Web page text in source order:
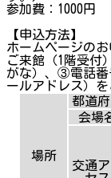
参加費：1000円
【申込方法】
ホームページの
ご来館（1階受
がな）、③電話番
ールアドレス）を
場所
都道
会場
交通